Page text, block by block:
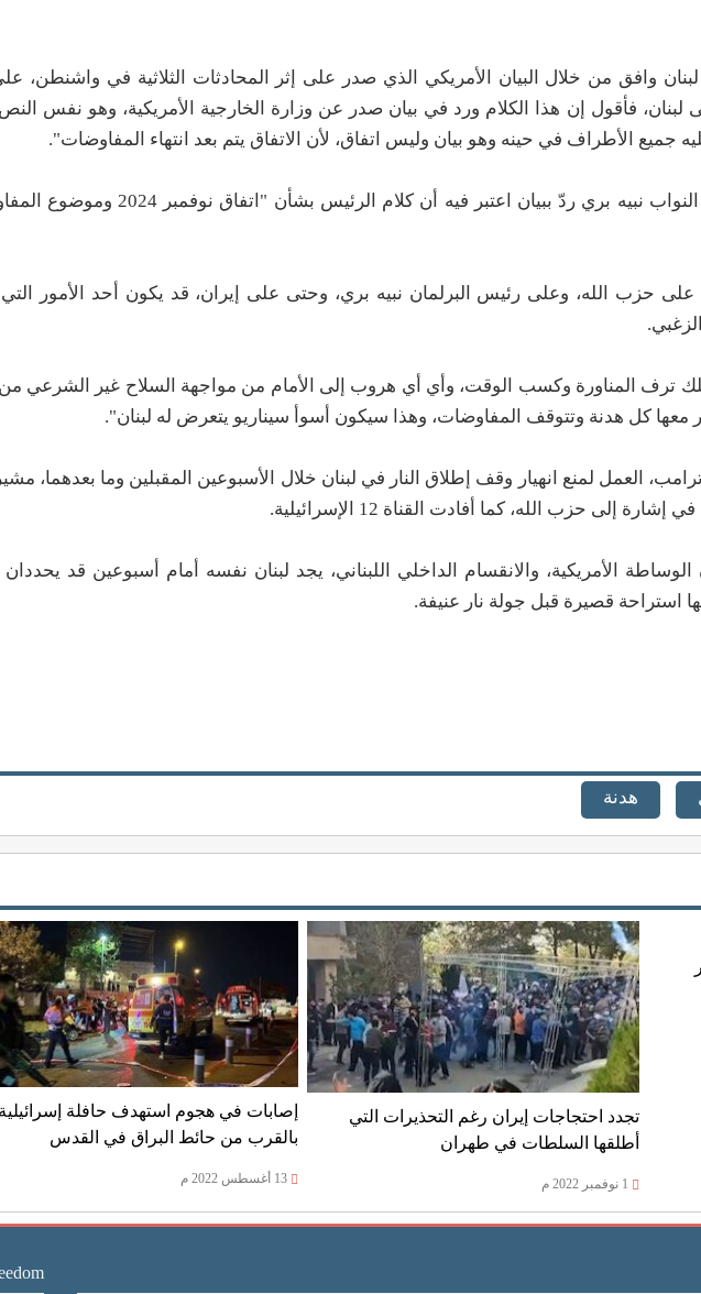
وافق من خلال البيان الأمريكي الذي صدر على إثر المحادثات الثلاثية في واشنطن،
لبنان، فأقول إن هذا الكلام ورد في بيان صدر عن وزارة الخارجية الأمريكية، وهو نفس
لكن المكتب الإعلامي لرئيس مجلس النواب نبيه بري ردّ ببيان اعتبر فيه أن كلام الرئيس
على حزب الله، وعلى رئيس البرلمان نبيه بري، وحتى على إيران، قد يكون أحد الأمور
ترف المناورة وكسب الوقت، وأي أي هروب إلى الأمام من مواجهة السلاح غير الشرعي
معها كل هدنة وتتوقف المفاوضات، وهذا سيكون أسوأ سيناريو يتعرض له لبنان".
ترامب، العمل لمنع انهيار وقف إطلاق النار في لبنان خلال الأسبوعين المقبلين وما بعدهما،
إلى حزب الله، كما أفادت القناة 12 الإسرائيلية.
الأمريكية، والانقسام الداخلي اللبناني، يجد لبنان نفسه أمام أسبوعين قد يحددان
استراحة قصيرة قبل جولة نار عنيفة.
هدنة
تجدد احتجاجات إيران رغم التحذيرات التي
أطلقها السلطات في طهران
إصابات في هجوم استهدف حافلة إسرائيلية
بالقرب من حائط البراق في القدس
13 أغسطس 2022 م